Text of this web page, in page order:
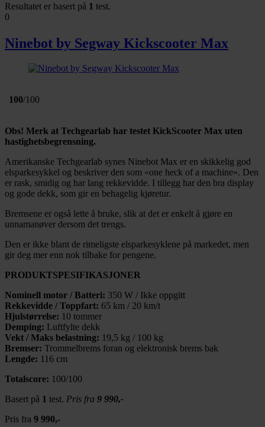
dessuten informasjon om hvordan du bruker nettstedet
med annen informasjon du har gjort tilgjengelig for dem,
tjenestene deres.
Resultatet er basert på 1 test.
0
Ninebot by Segway Kickscooter Max
100/100
Obs! Merk at Techgearlab har testet KickScooter Max uten
hastighetsbegrensning.
Amerikanske Techgearlab synes Ninebot Max er en skikkelig god
elsparkesykkel og beskriver den som «one heck of a machine». Den
er rask, smidig og har lang rekkevidde. I tillegg har den bra display
og gode dekk, som gir en behagelig kjøretur.
Bremsene er også lette å bruke, slik at det er enkelt å gjøre en
unnamanøver dersom det trengs.
Den er ikke blant de rimeligste elsparkesyklene på markedet, men
gir deg mer enn nok tilbake for pengene.
PRODUKTSPESIFIKASJONER
Nominell motor / Batteri: 350 W / Ikke oppgitt
Rekkevidde / Toppfart: 65 km / 20 km/t
Hjulstørrelse: 10 tommer
Demping: Luftfylte dekk
Vekt / Maks belastning: 19,5 kg / 100 kg
Bremser: Trommelbrems foran og elektronisk brems bak
Lengde: 116 cm
Totalscore: 100/100
Basert på 1 test. Pris fra 9 990,-
Pris fra 9 990,-